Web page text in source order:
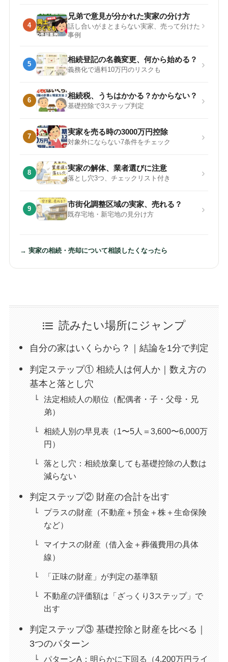
4
兄弟で意見が分かれた実家の分け方
話し合いがまとまらない実家、売って分けた
事例
›
5
相続登記の名義変更、何から始める？
義務化で過料10万円のリスクも ›
6
相続税、うちはかかる？かからない？
基礎控除で3ステップ判定 ›
7
実家を売る時の3000万円控除
対象外にならない7条件をチェック ›
8
実家の解体、業者選びに注意
落とし穴3つ、チェックリスト付き ›
9
市街化調整区域の実家、売れる？
既存宅地・新宅地の見分け方 ›
→ 実家の相続・売却について相談したくなったら
読みたい場所にジャンプ
自分の家はいくらから？｜結論を1分で判定
判定ステップ① 相続人は何人か｜数え方の
基本と落とし穴
法定相続人の順位（配偶者・子・父母・兄
弟）
相続人別の早見表（1〜5人＝3,600〜6,000万
円）
落とし穴：相続放棄しても基礎控除の人数は
減らない
判定ステップ② 財産の合計を出す
プラスの財産（不動産＋預金＋株＋生命保険
など）
マイナスの財産（借入金＋葬儀費用の具体
線）
「正味の財産」が判定の基準額
不動産の評価額は「ざっくり3ステップ」で
出す
判定ステップ③ 基礎控除と財産を比べる｜
3つのパターン
パターンA：明らかに下回る（4,200万円ライ